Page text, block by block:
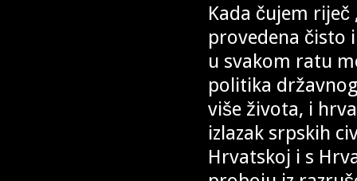
Kada čujem riječ
provedena čisto
u svakom ratu
politika
više života, i
izlazak srpskih
Hrvatskoj i s